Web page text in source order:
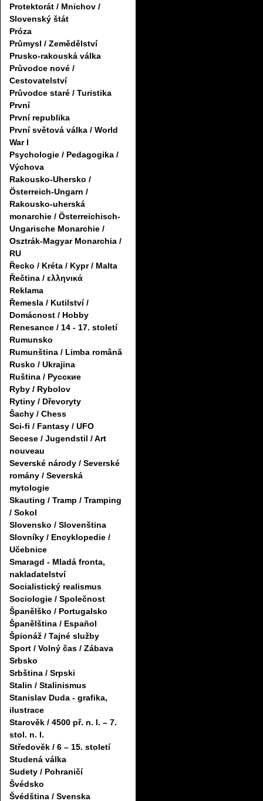
Protektorát / Mnichov /
Slovenský štát
Próza
Průmysl / Zemědělství
Prusko-rakouská válka
Průvodce nové /
Cestovatelství
Průvodce staré / Turistika
První
První republika
První světová válka / World
War I
Psychologie / Pedagogika /
Výchova
Rakousko-Uhersko /
Österreich-Ungarn /
Rakousko-uherská
monarchie / Österreichisch-
Ungarische Monarchie /
Osztrák-Magyar Monarchia /
RU
Řecko / Kréta / Kypr / Malta
Řečtina / ελληνικά
Reklama
Řemesla / Kutilství /
Domácnost / Hobby
Renesance / 14 - 17. století
Rumunsko
Rumunština / Limba română
Rusko / Ukrajina
Ruština / Русские
Ryby / Rybolov
Rytiny / Dřevoryty
Šachy / Chess
Sci-fi / Fantasy / UFO
Secese / Jugendstil / Art
nouveau
Severské národy / Severské
romány / Severská
mytologie
Skauting / Tramp / Tramping
/ Sokol
Slovensko / Slovenština
Slovníky / Encyklopedie /
Učebnice
Smaragd - Mladá fronta,
nakladatelství
Socialistický realismus
Sociologie / Společnost
Španělško / Portugalsko
Španělština / Español
Špionáž / Tajné služby
Sport / Volný čas / Zábava
Srbsko
Srbština / Srpski
Stalin / Stalinismus
Stanislav Duda - grafika,
ilustrace
Starověk / 4500 př. n. l. – 7.
stol. n. l.
Středověk / 6 – 15. století
Studená válka
Sudety / Pohraničí
Švédsko
Švédština / Svenska